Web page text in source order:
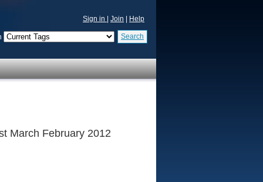
Sign in Join Help
Search
March February 2012